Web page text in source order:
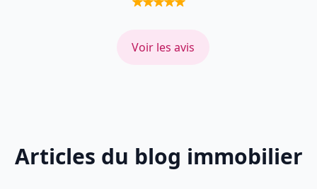
Voir les avis
Articles du blog immobilier